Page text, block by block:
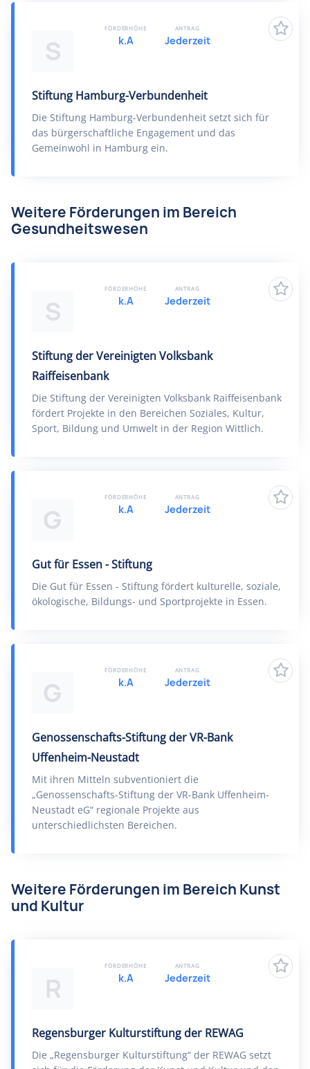
S
Stiftung Hamburg-Verbundenheit
Die Stiftung Hamburg-Verbundenheit setzt sich für
das bürgerschaftliche Engagement und das
Gemeinwohl in Hamburg ein.
FÖRDERHÖHE
k.A
ANTRAG
Jederzeit
Weitere Förderungen im Bereich
Gesundheitswesen
S
Stiftung der Vereinigten Volksbank
Raiffeisenbank
Die Stiftung der Vereinigten Volksbank Raiffeisenbank
fördert Projekte in den Bereichen Soziales, Kultur,
Sport, Bildung und Umwelt in der Region Wittlich.
FÖRDERHÖHE
k.A
ANTRAG
Jederzeit
G
Gut für Essen - Stiftung
Die Gut für Essen - Stiftung fördert kulturelle, soziale,
ökologische, Bildungs- und Sportprojekte in Essen.
FÖRDERHÖHE
k.A
ANTRAG
Jederzeit
G
Genossenschafts-Stiftung der VR-Bank
Uffenheim-Neustadt
Mit ihren Mitteln subventioniert die
„Genossenschafts-Stiftung der VR-Bank Uffenheim-
Neustadt eG“ regionale Projekte aus
unterschiedlichsten Bereichen.
FÖRDERHÖHE
k.A
ANTRAG
Jederzeit
Weitere Förderungen im Bereich Kunst
und Kultur
R
Regensburger Kulturstiftung der REWAG
Die „Regensburger Kulturstiftung“ der REWAG setzt
FÖRDERHÖHE
k.A
ANTRAG
Jederzeit